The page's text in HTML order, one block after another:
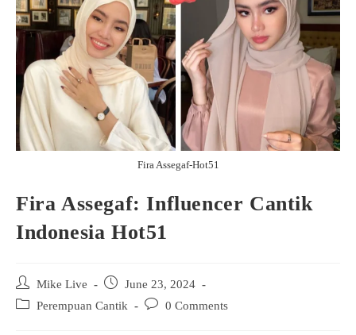
Fira Assegaf-Hot51
Fira Assegaf: Influencer Cantik
Indonesia Hot51
Post
author:
Mike Live
Post
published:
June 23, 2024
Post Perempuan Cantik
Post 0 Comments